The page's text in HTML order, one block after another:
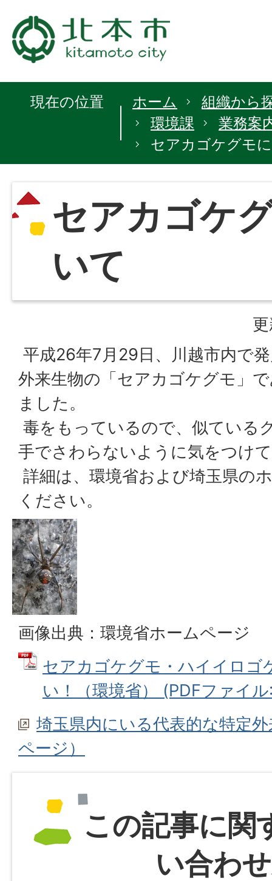
現在の位置 ホーム
組織から
環境課
業務案
セアカゴケグモ
セアカゴケ
いて
平成26年7月29日、川越市内で
外来生物の「セアカゴケグモ」
ました。
毒をもっているので、似ている
手でさわらないように気をつけ
詳細は、環境省および埼玉県の
ください。
画像出典：環境省ホームページ
セアカゴケグモ・ハイイロゴ
い！（環境省） (PDFファイ
埼玉県内にいる代表的な特定
ページ）
この記事に関
い合わ